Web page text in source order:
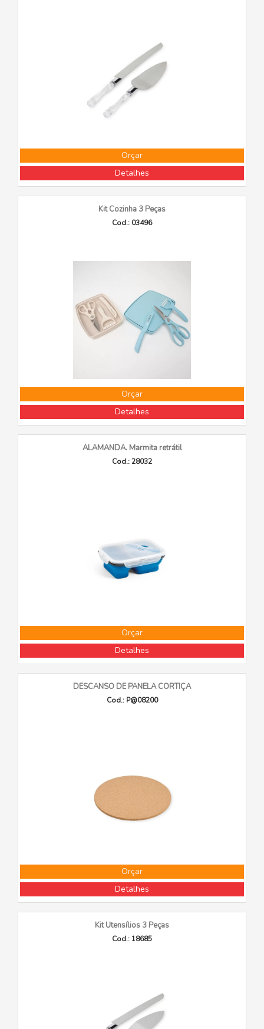
Orçar
Detalhes
Kit Cozinha 3 Peças
Cod.: 03496
Orçar
Detalhes
ALAMANDA. Marmita retrátil
Cod.: 28032
Orçar
Detalhes
DESCANSO DE PANELA CORTIÇA
Cod.: P@08200
Orçar
Detalhes
Kit Utensílios 3 Peças
Cod.: 18685